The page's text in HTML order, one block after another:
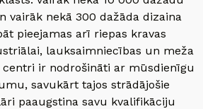
vairāk nekā 300 dažāda dizaina
pieejamas arī riepas kravas
lauksaimniecības un meža
centri ir nodrošināti ar mūsdienīgu
savukārt tajos strādājošie
paaugstina savu kvalifikāciju